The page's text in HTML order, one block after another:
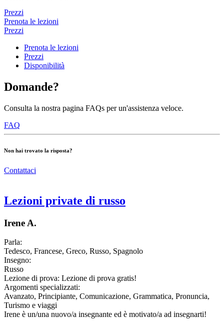
Prezzi
Prenota le lezioni
Prezzi
Prenota le lezioni
Prezzi
Disponibilità
Domande?
Consulta la nostra pagina FAQs per un'assistenza veloce.
FAQ
Non hai trovato la risposta?
Contattaci
Lezioni private di russo
Irene A.
Parla:
Tedesco, Francese, Greco, Russo, Spagnolo
Insegno:
Russo
Lezione di prova: Lezione di prova gratis!
Argomenti specializzati:
Avanzato, Principiante, Comunicazione, Grammatica, Pronuncia,
Turismo e viaggi
Irene è un/una nuovo/a insegnante ed è motivato/a ad insegnarti!